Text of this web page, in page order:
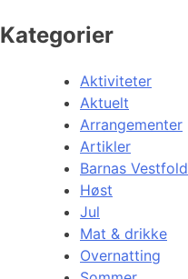
Kategorier
Aktiviteter
Aktuelt
Arrangementer
Artikler
Barnas Vestfold
Høst
Jul
Mat & drikke
Overnatting